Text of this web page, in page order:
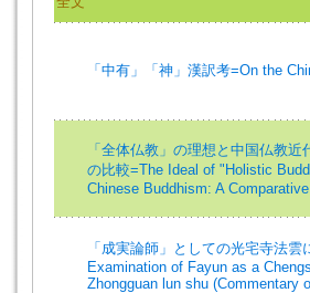
「中有」「神」漢訳考=On the
「全体仏教」の理想と中国仏教
の比較=The Ideal of "Holistic
Chinese Buddhism: A
「成実論師」としての光宅寺法
Examination of Fayun as a
Zhongguan lun shu (Commentary